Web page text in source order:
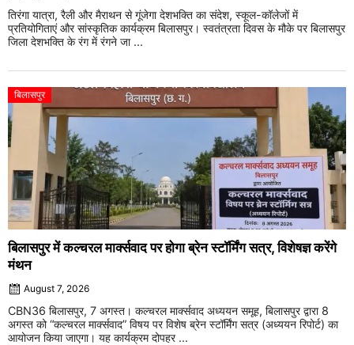
तिरंगा यात्रा, रैली और मैराथन से गूंजेगा देशभक्ति का संदेश, स्कूल-कॉलेजों में
प्रतियोगिताएं और सांस्कृतिक कार्यक्रम बिलासपुर। स्वतंत्रता दिवस के मौके पर बिलासपुर
जिला देशभक्ति के रंग में रंगने जा ...
बिलासपुर
बिलासपुर में कल्चरल मार्क्सवाद पर होगा ब्रेन स्टॉर्मिंग सत्र, विशेषज्ञ करेंगे
मंथन
August 7, 2026
CBN36 बिलासपुर, 7 अगस्त। कल्चरल मार्क्सवाद अध्ययन समूह, बिलासपुर द्वारा 8
अगस्त को “कल्चरल मार्क्सवाद” विषय पर विशेष ब्रेन स्टॉर्मिंग सत्र (अध्ययन रिपोर्ट) का
आयोजन किया जाएगा। यह कार्यक्रम दोपहर ...